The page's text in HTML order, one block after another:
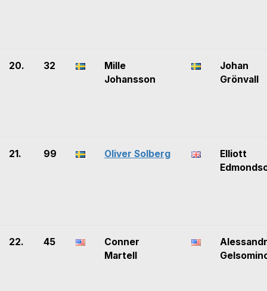
20. 32
Mille
Johansson
Johan
Grönvall
21. 99 Oliver Solberg
Elliott
22. 45
Conner
Martell